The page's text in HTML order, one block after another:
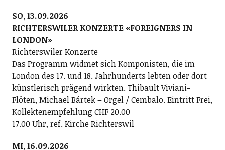
SO, 13.09.2026
RICHTERSWILER KONZERTE «FOREIGNERS IN
LONDON»
Richterswiler Konzerte
Das Programm widmet sich Komponisten, die im
London des 17. und 18. Jahrhunderts lebten oder dort
künstlerisch prägend wirkten. Thibault Viviani-
Flöten, Michael Bártek – Orgel / Cembalo. Eintritt Frei,
Kollektenempfehlung CHF 20.00
17.00 Uhr, ref. Kirche Richterswil
MI, 16.09.2026